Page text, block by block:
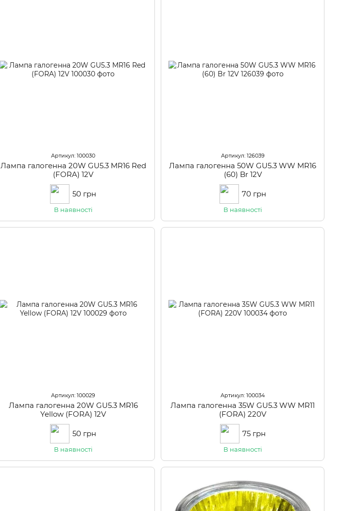
Артикул: 100030
Лампа галогенна 20W GU5.3 MR16 Red
(FORA) 12V
50 грн
В наявності
Артикул: 126039
Лампа галогенна 50W GU5.3 WW MR16
(60) Br 12V
70 грн
В наявності
Артикул: 100029
Лампа галогенна 20W GU5.3 MR16
Yellow (FORA) 12V
50 грн
В наявності
Артикул: 100034
Лампа галогенна 35W GU5.3 WW MR11
(FORA) 220V
75 грн
В наявності